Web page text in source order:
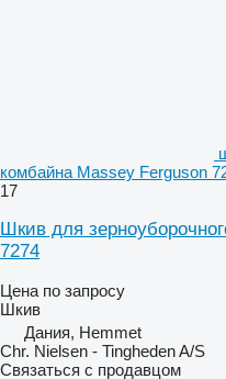
комбайна Massey Ferguson
17
Шкив для
7274
Цена по запросу
Шкив
Дания, Hemmet
Chr. Nielsen - Tingheden A/S
Связаться с продавцом